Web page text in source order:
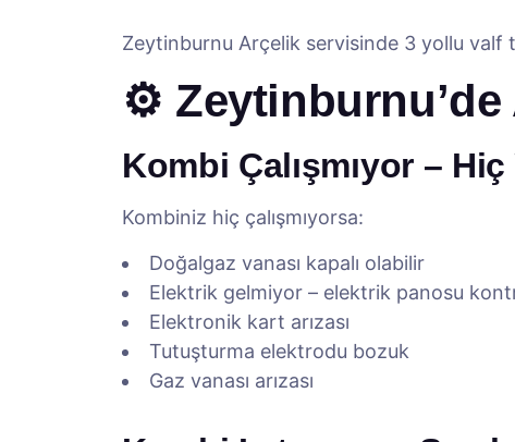
Zeytinburnu Arçelik servisinde 3 yollu valf
⚙️ Zeytinburnu’de
Kombi Çalışmıyor – Hiç
Kombiniz hiç çalışmıyorsa:
Doğalgaz vanası kapalı olabilir
Elektrik gelmiyor – elektrik panosu
Elektronik kart arızası
Tutuşturma elektrodu bozuk
Gaz vanası arızası